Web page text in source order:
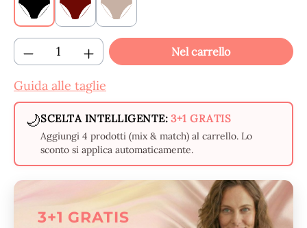
Black Claret Beige
Quantità del prodotto: inserisci la
Nel carrello
Guida alle taglie
🌙SCELTA INTELLIGENTE: 3+1 GRATIS
Aggiungi 4 prodotti (mix & match) al carrello. Lo
sconto si applica automaticamente.
3+1 GRATIS